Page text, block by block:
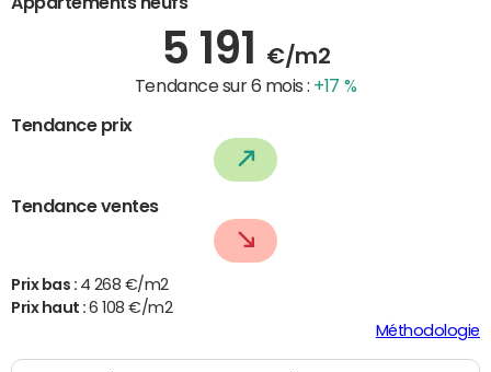
5 191 €/m2
Tendance sur 6 mois : +17 %
Tendance prix
Tendance ventes
Prix bas : 4 268 €/m2
Prix haut :6 108 €/m2
Méthodologie